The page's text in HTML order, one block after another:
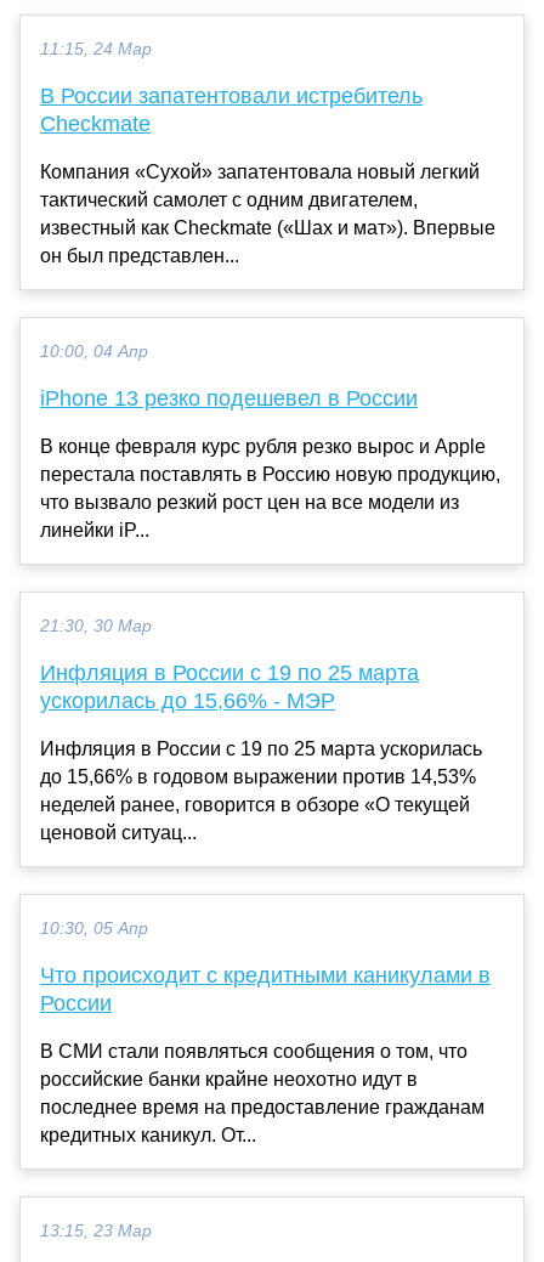
11:15, 24 Мар
В России запатентовали истребитель
Checkmate
Компания «Сухой» запатентовала новый легкий
тактический самолет с одним двигателем,
известный как Checkmate («Шах и мат»). Впервые
он был представлен...
10:00, 04 Апр
iPhone 13 резко подешевел в России
В конце февраля курс рубля резко вырос и Apple
перестала поставлять в Россию новую продукцию,
что вызвало резкий рост цен на все модели из
линейки iP...
21:30, 30 Мар
Инфляция в России с 19 по 25 марта
ускорилась до 15,66% - МЭР
Инфляция в России с 19 по 25 марта ускорилась
до 15,66% в годовом выражении против 14,53%
неделей ранее, говорится в обзоре «О текущей
ценовой ситуац...
10:30, 05 Апр
Что происходит с кредитными каникулами в
России
В СМИ стали появляться сообщения о том, что
российские банки крайне неохотно идут в
последнее время на предоставление гражданам
кредитных каникул. От...
13:15, 23 Мар